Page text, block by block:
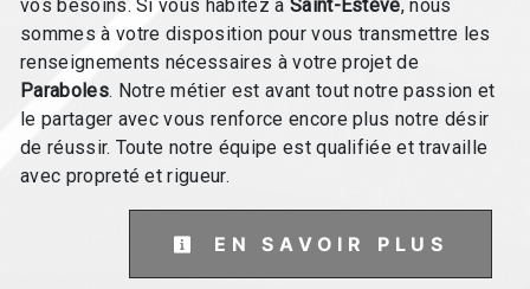
vos besoins. Si vous habitez à Saint-Estève, nous
sommes à votre disposition pour vous transmettre les
renseignements nécessaires à votre projet de
Paraboles. Notre métier est avant tout notre passion et
le partager avec vous renforce encore plus notre désir
de réussir. Toute notre équipe est qualifiée et travaille
avec propreté et rigueur.
EN SAVOIR PLUS